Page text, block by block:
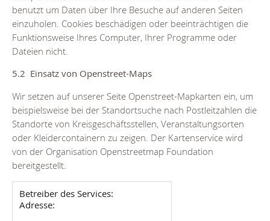
benutzt um Daten über Ihre Besuche auf anderen Seiten
einzuholen. Cookies beschädigen oder beeinträchtigen die
Funktionsweise Ihres Computer, Ihrer Programme oder
Dateien nicht.
5.2 Einsatz von Openstreet-Maps
Wir setzen auf unserer Seite Openstreet-Mapkarten ein, um
beispielsweise bei der Standortsuche nach Postleitzahlen die
Standorte von Kreisgeschäftsstellen, Veranstaltungsorten
oder Kleidercontainern zu zeigen. Der Kartenservice wird
von der Organisation Openstreetmap Foundation
bereitgestellt.
Betreiber des Services:
Adresse: